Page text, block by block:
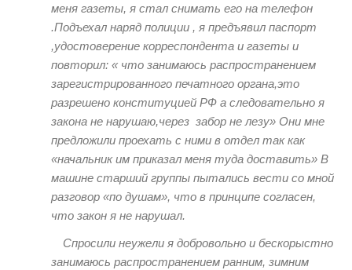
меня газеты, я стал снимать его на телефон
.Подъехал наряд полиции , я предъявил паспорт
,удостоверение корреспондента и газеты и
повторил: « что занимаюсь распространением
зарегистрированного печатного органа,это
разрешено конституцией РФ а следовательно я
закона не нарушаю,через забор не лезу» Они мне
предложили проехать с ними в отдел так как
«начальник им приказал меня туда доставить» В
машине​ старший группы ​пытались вести со мной
разговор «по душам», что в принципе согласен,
что закон я не нарушал.
Спросили неужели я добровольно и бескорыстно​
занимаюсь распространением ранним, зимним